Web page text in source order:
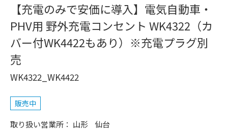
【充電のみで安価に導入】電気自動車・
PHV用 野外充電コンセント WK4322（カ
バー付WK4422もあり）※充電プラグ別
売
WK4322_WK4422
販売中
山形 仙台